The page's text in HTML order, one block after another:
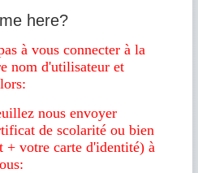
here?
à vous connecter à la
nom d'utilisateur et
nous envoyer
de scolarité ou bien
+ votre carte d'identité) à